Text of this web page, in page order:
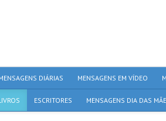
DIÁRIAS MENSAGENS EM VÍDEO
ESCRITORES MENSAGENS DIA DAS